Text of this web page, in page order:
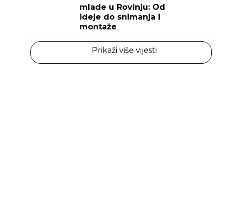
mlade u Rovinju: Od
ideje do snimanja i
montaže
Prikaži više vijesti